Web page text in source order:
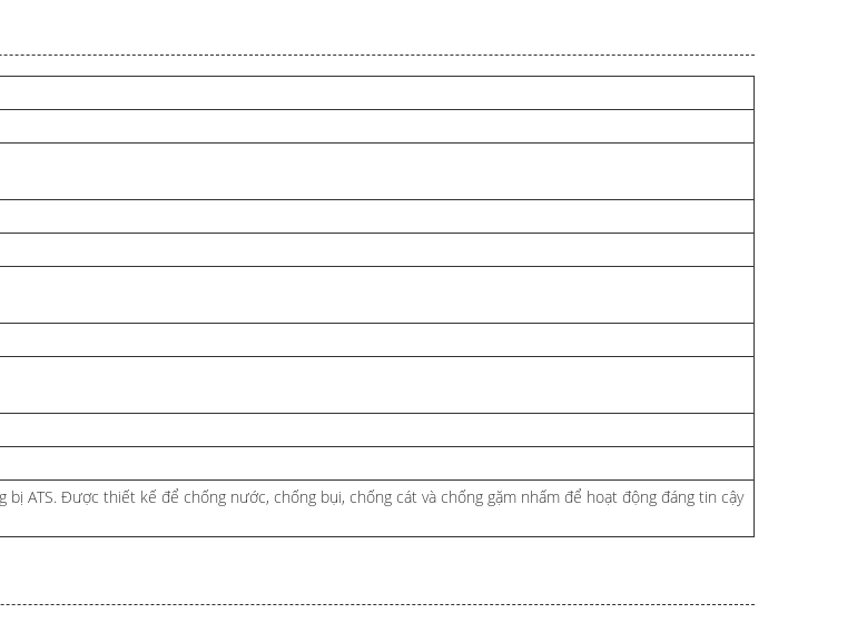
ATS. Được thiết kế để chống nước, chống bụi, chống cát và chống gặm nhấm để hoạt động đáng tin cậy